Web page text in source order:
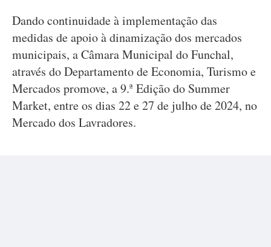
Dando continuidade à implementação das
medidas de apoio à dinamização dos mercados
municipais, a Câmara Municipal do Funchal,
através do Departamento de Economia, Turismo e
Mercados promove, a 9.ª Edição do Summer
Market, entre os dias 22 e 27 de julho de 2024, no
Mercado dos Lavradores.